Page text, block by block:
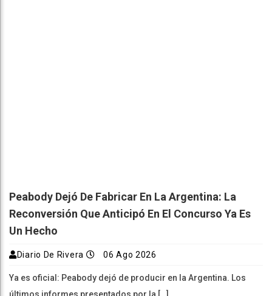
Peabody Dejó De Fabricar En La Argentina: La
Reconversión Que Anticipó En El Concurso Ya Es
Un Hecho
Diario De Rivera 06 Ago 2026
Ya es oficial: Peabody dejó de producir en la Argentina. Los